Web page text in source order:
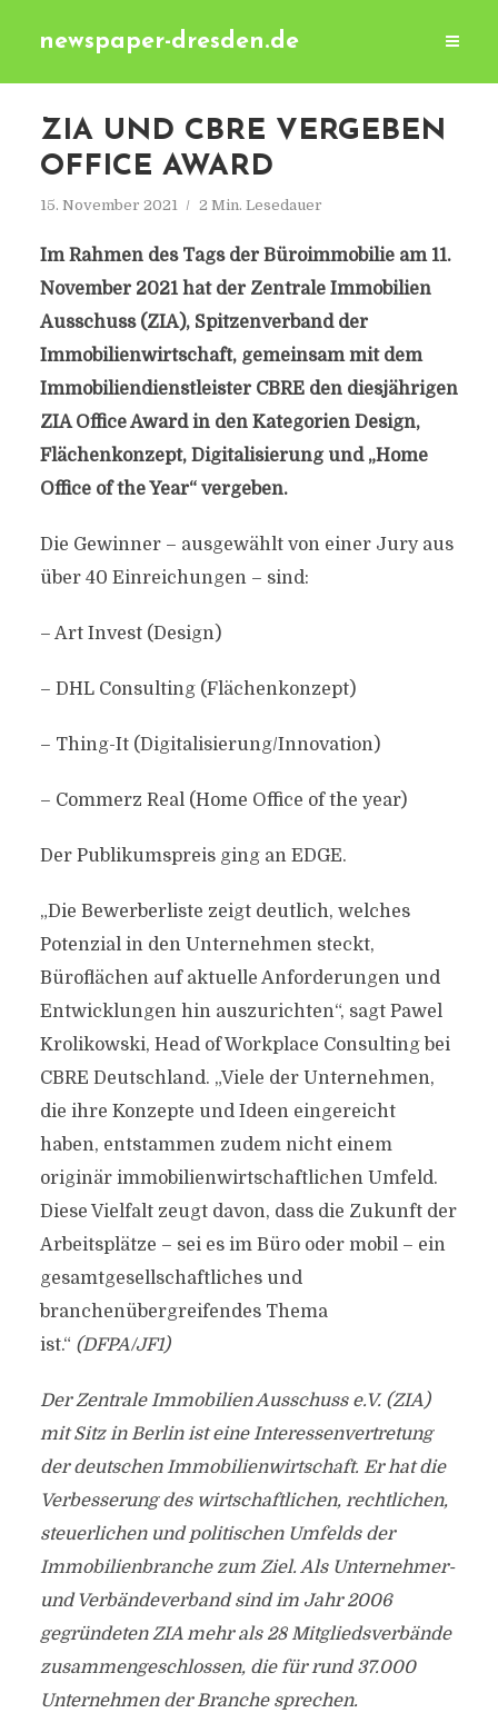
newspaper-dresden.de
ZIA UND CBRE VERGEBEN
OFFICE AWARD
15. November 2021 2 Min. Lesedauer
Im Rahmen des Tags der Büroimmobilie am 11.
November 2021 hat der Zentrale Immobilien
Ausschuss (ZIA), Spitzenverband der
Immobilienwirtschaft, gemeinsam mit dem
Immobiliendienstleister CBRE den diesjährigen
ZIA Office Award in den Kategorien Design,
Flächenkonzept, Digitalisierung und „Home
Office of the Year“ vergeben.
Die Gewinner – ausgewählt von einer Jury aus
über 40 Einreichungen – sind:
– Art Invest (Design)
– DHL Consulting (Flächenkonzept)
– Thing-It (Digitalisierung/Innovation)
– Commerz Real (Home Office of the year)
Der Publikumspreis ging an EDGE.
„Die Bewerberliste zeigt deutlich, welches
Potenzial in den Unternehmen steckt,
Büroflächen auf aktuelle Anforderungen und
Entwicklungen hin auszurichten“, sagt Pawel
Krolikowski, Head of Workplace Consulting bei
CBRE Deutschland. „Viele der Unternehmen,
die ihre Konzepte und Ideen eingereicht
haben, entstammen zudem nicht einem
originär immobilienwirtschaftlichen Umfeld.
Diese Vielfalt zeugt davon, dass die Zukunft der
Arbeitsplätze – sei es im Büro oder mobil – ein
gesamtgesellschaftliches und
branchenübergreifendes Thema
ist.“ (DFPA/JF1)
Der Zentrale Immobilien Ausschuss e.V. (ZIA)
mit Sitz in Berlin ist eine Interessenvertretung
der deutschen Immobilienwirtschaft. Er hat die
Verbesserung des wirtschaftlichen, rechtlichen,
steuerlichen und politischen Umfelds der
Immobilienbranche zum Ziel. Als Unternehmer-
und Verbändeverband sind im Jahr 2006
gegründeten ZIA mehr als 28 Mitgliedsverbände
zusammengeschlossen, die für rund 37.000
Unternehmen der Branche sprechen.